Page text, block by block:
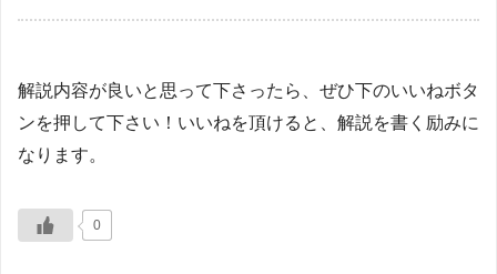
解説内容が良いと思って下さったら、ぜひ下のいいねボタ
ンを押して下さい！いいねを頂けると、解説を書く励みに
なります。
0